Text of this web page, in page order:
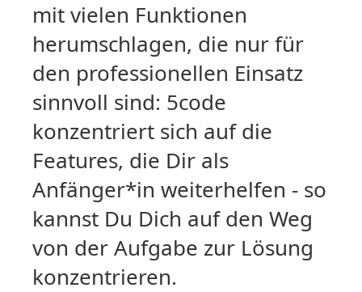
mit vielen Funktionen
herumschlagen, die nur für
den professionellen Einsatz
sinnvoll sind: 5code
konzentriert sich auf die
Features, die Dir als
Anfänger*in weiterhelfen - so
kannst Du Dich auf den Weg
von der Aufgabe zur Lösung
konzentrieren.